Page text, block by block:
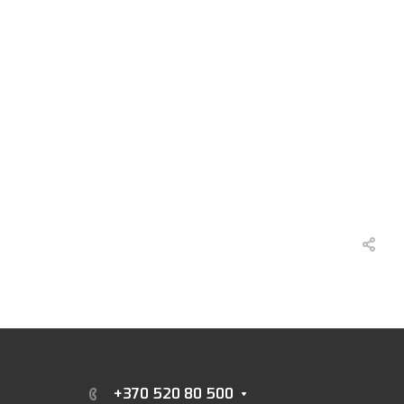
+370 520 80 500